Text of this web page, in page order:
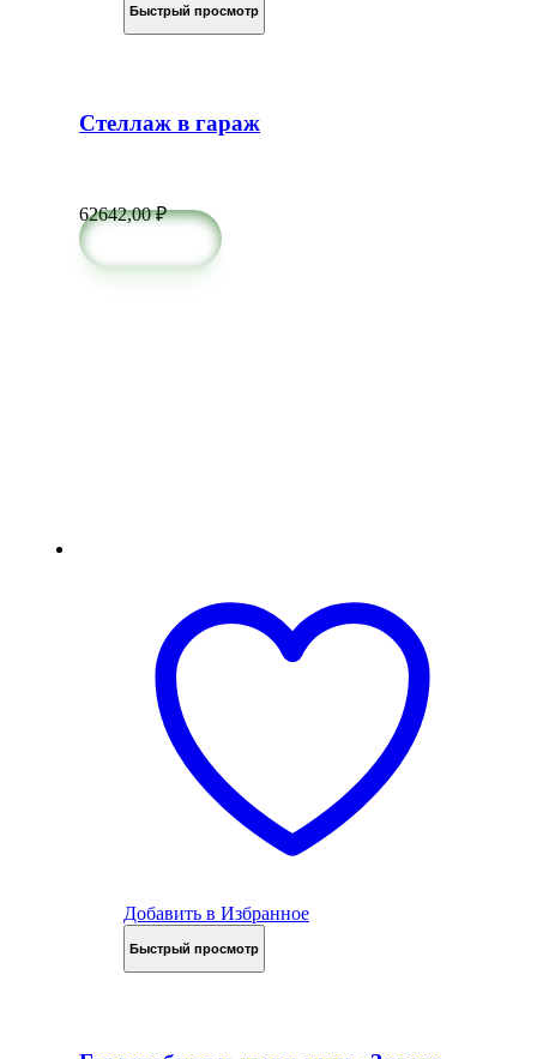
Быстрый просмотр
Стеллаж в гараж
62642,00₽
Добавить в Избранное
Быстрый просмотр